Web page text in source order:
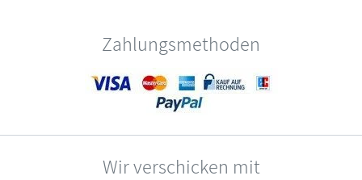
Zahlungsmethoden
Wir verschicken mit